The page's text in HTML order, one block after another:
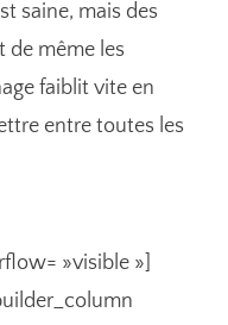
saine, mais des
de même les
faiblit vite en
entre toutes les
»visible »]